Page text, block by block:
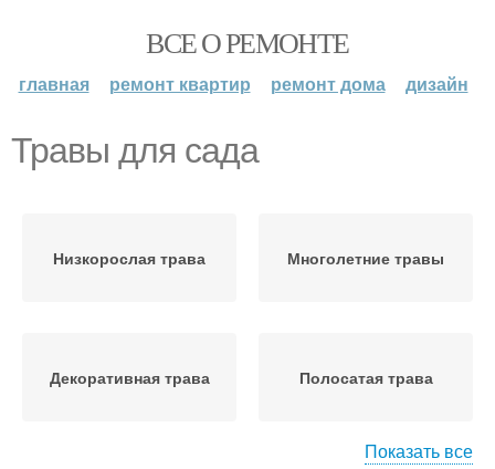
ВСЕ О РЕМОНТЕ
главная ремонт квартир ремонт дома дизайн
Травы для сада
Низкорослая трава Многолетние травы
Декоративная трава Полосатая трава
Показать все